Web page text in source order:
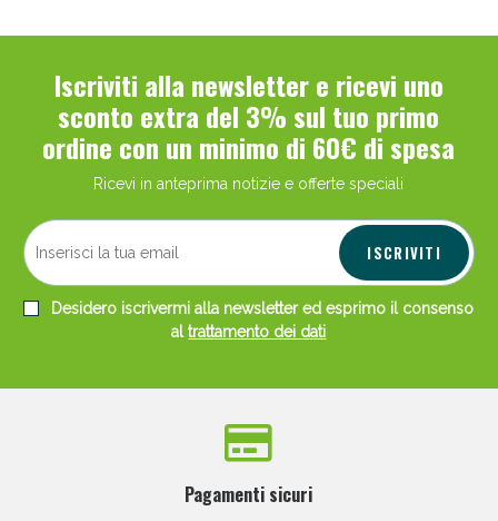
Iscriviti alla newsletter e ricevi uno
sconto extra del 3% sul tuo primo
ordine con un minimo di 60€ di spesa
Ricevi in anteprima notizie e offerte speciali
ISCRIVITI
Desidero iscrivermi alla newsletter ed esprimo il consenso
altrattamento dei dati
Pagamenti sicuri